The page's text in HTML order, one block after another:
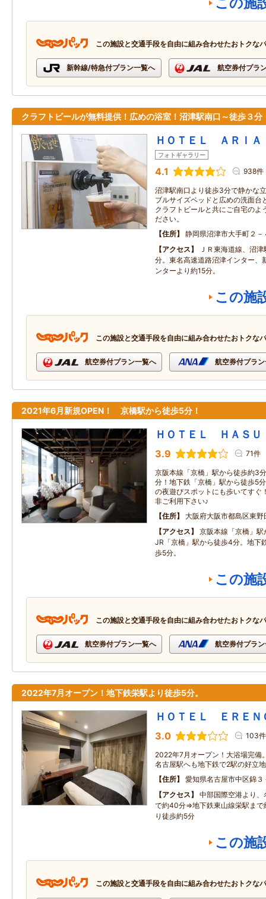
この施設と交通手段を自由に組み合わせたおトクな
新幹線/特急付プラン一覧へ 航空券付プラ
クラフトビールが無料提供！広めの浴室！沼津駅南口～徒歩３分
ＨＯＴＥＬ ＡＲＩＡ
フォトギャラリー
4.1 938件
沼津駅南口より徒歩3分で静かな
ブルサイズベッドと広めの洗面台
クラフトビールと共にご自宅のよ
ださい。
住所
静岡県沼津市大手町２－
アクセス
ＪＲ東海道線、沼
分。東名高速道路沼津インター、
ンターより約15分。
この施
この施設と交通手段を自由に組み合わせたおトクな
航空券付プラン一覧へ 航空券付プラ
2021年6月新規OPEN！ 京橋駅から徒歩5分！
ＨＯＴＥＬ ＨＡＳＵ
3.9 71件
京阪本線「京橋」駅から徒歩約3
分！地下鉄「京橋」駅から徒歩5
の夜遊びスポットにも歩いてすぐ
非ご利用下さい♪
住所
大阪府大阪市都島区東野
アクセス
京阪本線「京橋」
JR「京橋」駅から徒歩4分。地下
歩5分。
この施
この施設と交通手段を自由に組み合わせたおトクな
航空券付プラン一覧へ 航空券付プラ
2022年7月オープン！地下鉄栄駅より徒歩5分。
ＨＯＴＥＬ ＥＲＥＮ
3.0 103件
2022年7月オープン！大浴場完備
名古屋駅へも地下鉄で2駅の好立
住所
愛知県名古屋市中区錦３
アクセス
中部国際空港より
で約40分⇒地下鉄東山線栄駅ま
り徒歩約5分
この施
この施設と交通手段を自由に組み合わせたおトクな